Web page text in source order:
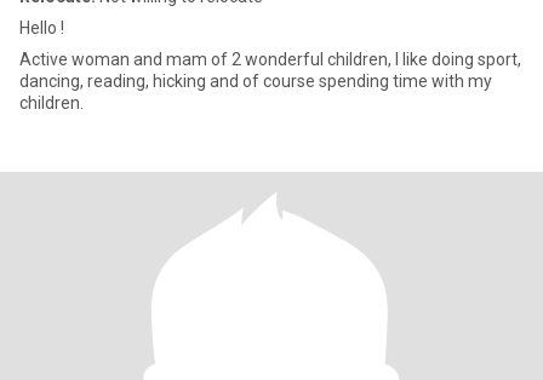
Hello !
Active woman and mam of 2 wonderful children, I like doing sport,
dancing, reading, hicking and of course spending time with my
children.